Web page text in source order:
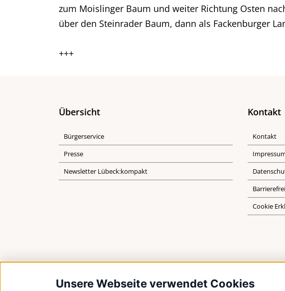
Unsere Webseite verwendet Cookies
zum Moislinger Baum und weiter Richtung Osten
über den Steinrader Baum, dann als Fackenburger
+++
Übersicht
Bürgerservice
Presse
Newsletter Lübeck:kompakt
Kontakt
Kontakt
Cookie